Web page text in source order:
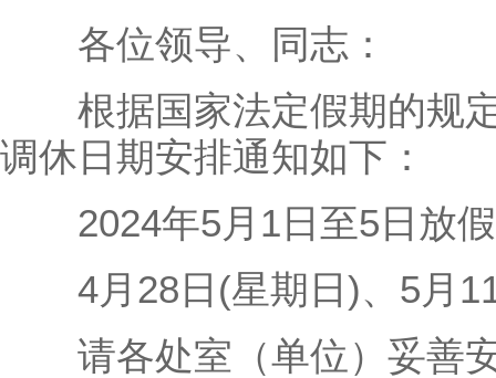
各位领导、同志：
根据国家法定假期的规定
调休日期安排通知如下：
2024年5月1日至5日放假
4月28日(星期日)、5月11
请各处室（单位）妥善安